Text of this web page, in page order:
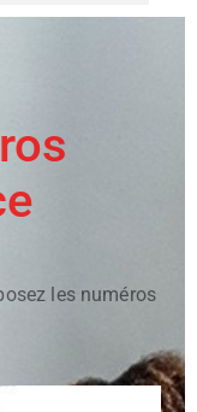
les numéros